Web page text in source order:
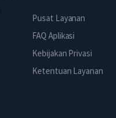
Pusat Layanan
FAQ Aplikasi
Kebijakan Privasi
Ketentuan Layanan